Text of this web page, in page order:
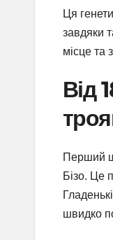
Ця
завдяки
місце та
Від
Перший
Бізо. Це
швидко